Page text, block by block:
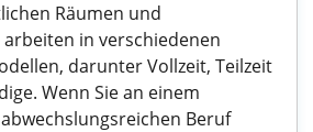
Räumen und
arbeiten in verschiedenen
darunter Vollzeit, Teilzeit
Wenn Sie an einem
Beruf